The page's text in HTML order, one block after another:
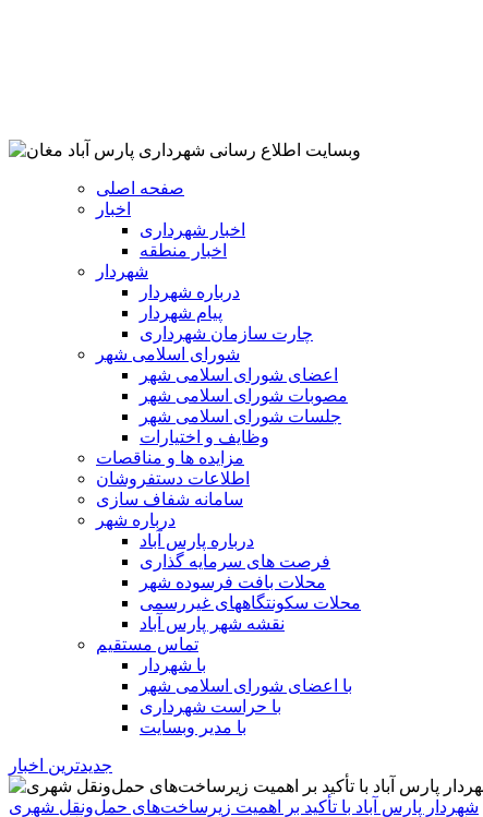
صفحه اصلی
اخبار
اخبار شهرداری
اخبار منطقه
شهردار
درباره شهردار
پیام شهردار
چارت سازمان شهرداری
شورای اسلامی شهر
اعضای شورای اسلامی شهر
مصوبات شورای اسلامی شهر
جلسات شورای اسلامی شهر
وظایف و اختیارات
مزایده ها و مناقصات
اطلاعات دستفروشان
سامانه شفاف سازی
درباره شهر
درباره پارس آباد
فرصت های سرمایه گذاری
محلات بافت فرسوده شهر
محلات سکونتگاههای غیررسمی
نقشه شهر پارس آباد
تماس مستقیم
با شهردار
با اعضای شورای اسلامی شهر
با حراست شهرداری
با مدیر وبسایت
جدیدترین اخبار
شهردار پارس آباد با تأکید بر اهمیت زیرساخت‌های حمل‌ونقل شهری